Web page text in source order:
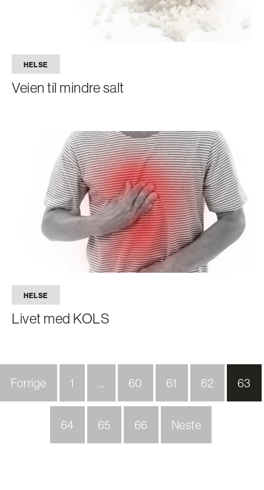
HELSE
Veien til mindre salt
HELSE
Livet med KOLS
Forrige 1 … 60 61 62 63
64 65 66 Neste